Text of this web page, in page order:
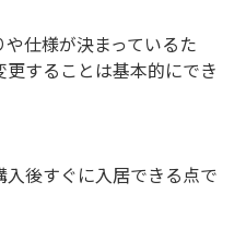
仕様が決まっているた
することは基本的にでき
後すぐに入居できる点で